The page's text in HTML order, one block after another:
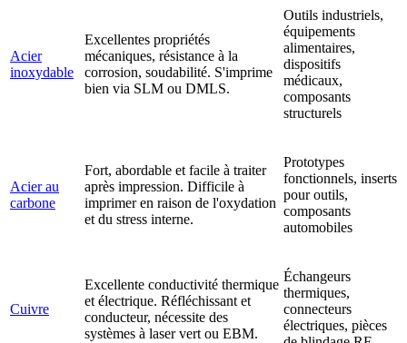
Acier
inoxydable
Excellentes propriétés
mécaniques, résistance à la
corrosion, soudabilité. S'imprime
bien via SLM ou DMLS.
Outils industriels,
équipements
alimentaires,
dispositifs
médicaux,
composants
structurels
Acier au
carbone
Fort, abordable et facile à traiter
après impression. Difficile à
imprimer en raison de l'oxydation
et du stress interne.
Prototypes
fonctionnels, inserts
pour outils,
composants
automobiles
Cuivre
Excellente conductivité thermique
et électrique. Réfléchissant et
conducteur, nécessite des
systèmes à laser vert ou EBM.
Échangeurs
thermiques,
connecteurs
électriques, pièces